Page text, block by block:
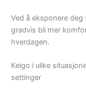
Ved å eksponere
gradvis bli mer
hverdagen.
Keigo i ulike
settinger